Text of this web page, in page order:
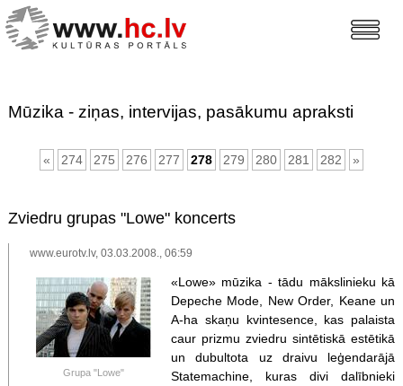
Mūzika - ziņas, intervijas, pasākumu apraksti
« 274 275 276 277 278 279 280 281 282 »
Zviedru grupas "Lowe" koncerts
www.eurotv.lv, 03.03.2008., 06:59
Grupa "Lowe"
«Lowe» mūzika - tādu mākslinieku kā
Depeche Mode, New Order, Keane un
A-ha skaņu kvintesence, kas palaista
caur prizmu zviedru sintētiskā estētikā
un dubultota uz draivu leģendarājā
Statemachine, kuras divi dalībnieki